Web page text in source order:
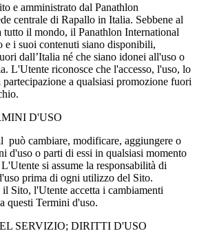
e amministrato dal Panathlon
centrale di Rapallo in Italia. Sebbene al
tutto il mondo, il Panathlon International
e i suoi contenuti siano disponibili,
dall’Italia né che siano idonei all'uso o
L'Utente riconosce che l'accesso, l'uso, lo
a qualsiasi promozione fuori
D'USO
può cambiare, modificare, aggiungere o
d'uso o parti di essi in qualsiasi momento
si assume la responsabilità di
prima di ogni utilizzo del Sito.
Sito, l'Utente accetta i cambiamenti
questi Termini d'uso.
SERVIZIO; DIRITTI D'USO